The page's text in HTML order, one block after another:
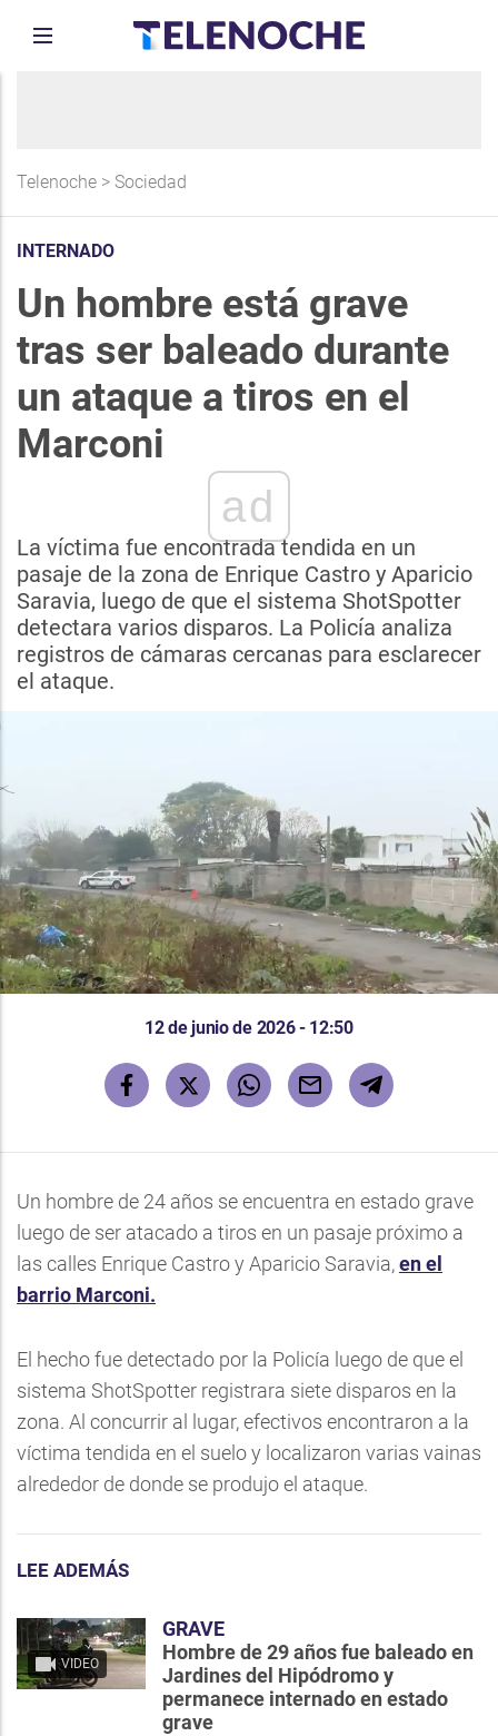
Telenoche > Sociedad
INTERNADO
Un hombre está grave
tras ser baleado durante
un ataque a tiros en el
Marconi
ad
La víctima fue encontrada tendida en un
pasaje de la zona de Enrique Castro y Aparicio
Saravia, luego de que el sistema ShotSpotter
detectara varios disparos. La Policía analiza
registros de cámaras cercanas para esclarecer
el ataque.
12 de junio de 2026 - 12:50
Un hombre de 24 años se encuentra en estado grave
luego de ser atacado a tiros en un pasaje próximo a
las calles Enrique Castro y Aparicio Saravia,en el
barrio Marconi.
El hecho fue detectado por la Policía luego de que el
sistema ShotSpotter registrara siete disparos en la
zona. Al concurrir al lugar, efectivos encontraron a la
víctima tendida en el suelo y localizaron varias vainas
alrededor de donde se produjo el ataque.
LEE ADEMÁS
VIDEO
GRAVE
Hombre de 29 años fue baleado en
Jardines del Hipódromo y
permanece internado en estado
grave